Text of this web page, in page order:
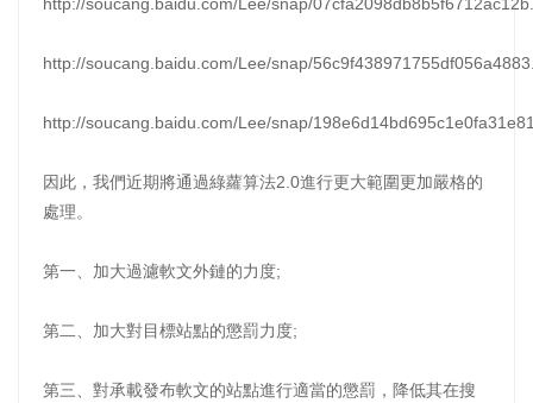
http://soucang.baidu.com/Lee/snap/
http://soucang.baidu.com/Lee/snap/
因此，我們近期將通過綠蘿算法2.0進行更大範圍更加嚴格的
處理。
第一、加大過濾軟文外鏈的力度;
第二、加大對目標站點的懲罰力度;
第三、對承載發布軟文的站點進行適當的懲罰，降低其在搜